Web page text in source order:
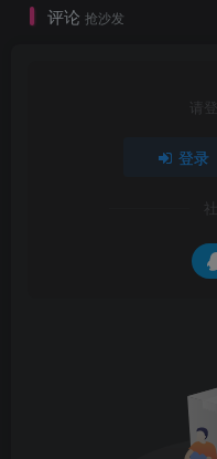
评论 抢沙发
请
登录